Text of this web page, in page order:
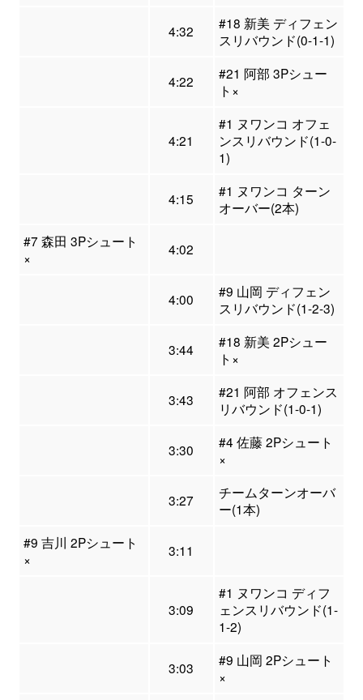
4:32
#18 新美 ディフェン
スリバウンド(0-1-1)
4:22
#21 阿部 3Pシュー
ト×
4:21
#1 ヌワンコ オフェ
ンスリバウンド(1-0-
1)
4:15
#1 ヌワンコ ターン
オーバー(2本)
#7 森田 3Pシュート
×
4:02
4:00
#9 山岡 ディフェン
スリバウンド(1-2-3)
3:44
#18 新美 2Pシュー
ト×
3:43
#21 阿部 オフェンス
リバウンド(1-0-1)
3:30
#4 佐藤 2Pシュート
×
3:27
チームターンオーバ
ー(1本)
#9 吉川 2Pシュート
×
3:11
3:09
#1 ヌワンコ ディフ
ェンスリバウンド(1-
1-2)
3:03
#9 山岡 2Pシュート
×